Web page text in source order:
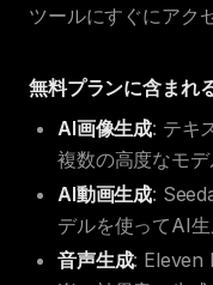
ツールにすぐにアク
無料プランに含まれ
AI画像生成: テキ
複数の高度なモ
AI動画生成:
デルを使ってAI
音声生成: Eleven